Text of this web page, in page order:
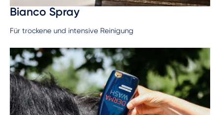
Bianco Spray
Für trockene und intensive Reinigung